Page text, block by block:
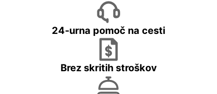
24-urna pomoč na cesti
Brez skritih stroškov